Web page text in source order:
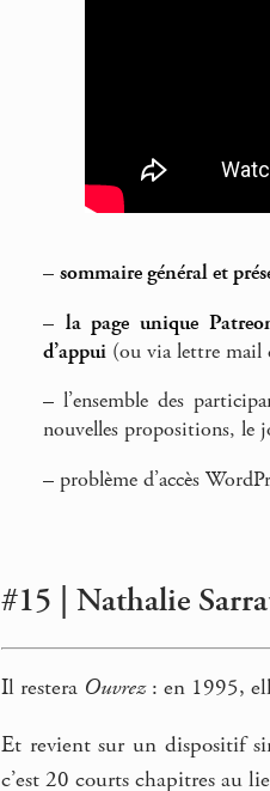
– sommaire général et
– la page unique
d’appui (ou via lettre mail
– l’ensemble des
nouvelles propositions, le
– problème d’accès
#15 | Nathalie
Il restera Ouvrez: en 1995,
Et revient sur un dispositif
c’est 20 courts chapitres au